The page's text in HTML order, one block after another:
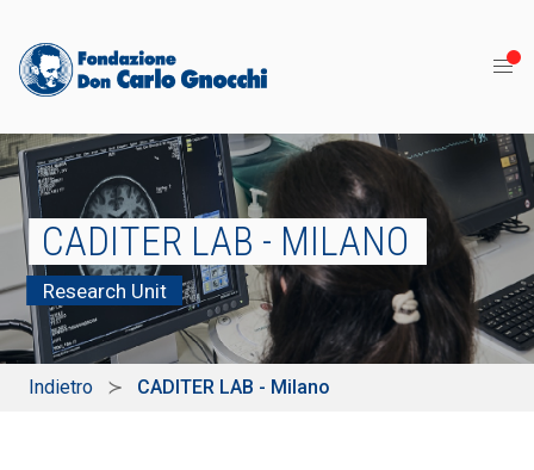
CADITER LAB - MILANO
Research Unit
Indietro CADITER LAB - Milano